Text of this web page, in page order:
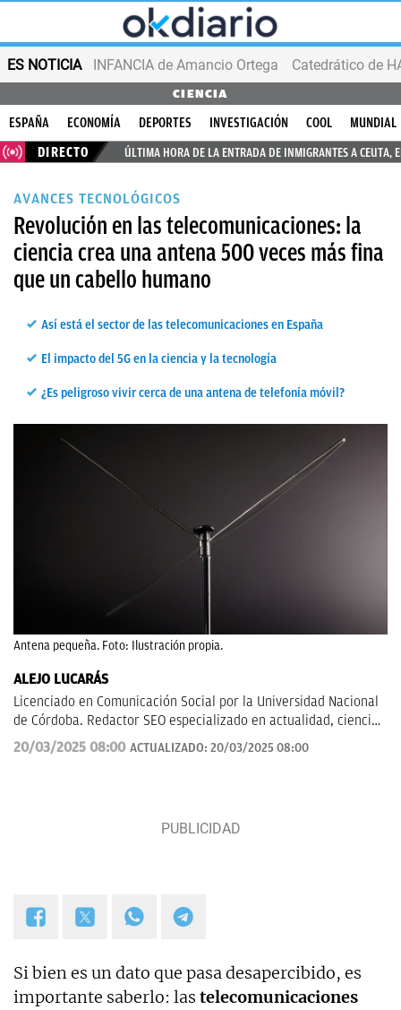
ES NOTICIA INFANCIA de Amancio Ortega
CIENCIA
ESPAÑA ECONOMÍA DEPORTES INVESTIGACIÓN COOL
MUNDIAL
DIRECTO
ÚLTIMA HORA DE LA ENTRADA DE INMIGRANTES A CEUTA,
AVANCES TECNOLÓGICOS
Revolución en las telecomunicaciones: la
ciencia crea una antena 500 veces más fina
que un cabello humano
Así está el sector de las telecomunicaciones en España
El impacto del 5G en la ciencia y la tecnología
¿Es peligroso vivir cerca de una antena de telefonía móvil?
Antena pequeña. Foto: Ilustración propia.
ALEJO LUCARÁS
Licenciado en Comunicación Social por la Universidad Nacional
de Córdoba. Redactor SEO especializado en actualidad, ciencia
aplicada, tecnología y fenómenos sociales, con un enfoque
divulgativo y orientado a explicar al lector cómo los grandes
20/03/2025 08:00 ACTUALIZADO: 20/03/2025 08:00
Si bien es un dato que pasa desapercibido, es
importante saberlo: las telecomunicaciones